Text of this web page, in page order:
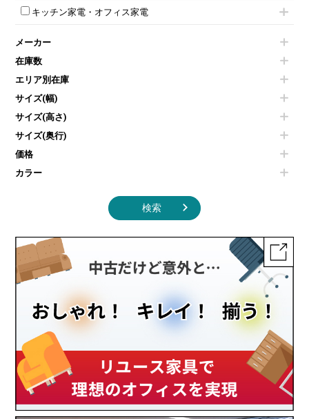
会議テーブルその他
ホワイトボードその他
スクリーン
その他OA機器
防音パネル
個室ブース
コートハンガー・ポールハンガー
傘立て
食器棚・キッチンキャビネット
カタログスタンド
オフィスアクセサリーその他
モールドチェア
ダイニングチェア
カウンターテーブル
センターテーブル・サイドテーブル
ベンチ・スツール
ソファ
シェルフ
ダストボックス（ゴミ箱）
インテリア家具その他
キッチン家電・オフィス家電
冷蔵庫・洗濯機
空気清浄機・加湿器
液晶テレビ・モニター類
エアコン
掃除機
季節家電
メーカー
在庫数
エリア別在庫
サイズ(幅)
サイズ(高さ)
サイズ(奥行)
価格
カラー
検索